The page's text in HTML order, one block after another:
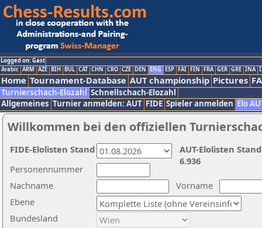
Logged on: Gast
Arabic ARM AZE BIH BUL CAT CHN CRO CZE DEN ENG ESP FAI FIN FRA GER GRE INA
Home Tournament-Database AUT championship Pictures
Turnierschach-Elozahl Schnellschach-Elozahl
Allgemeines Turnier anmelden: AUT FIDE Spieler anmelden Elo
Willkommen bei den offiziellen
Nachname
Vorname
Ebene
Personennummer
Bundesland
AUT-Elolisten
6.936
FIDE-Elolisten Stand